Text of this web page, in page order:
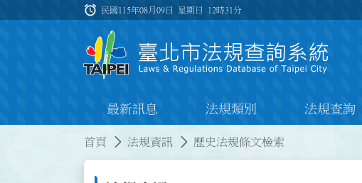
:::
alarm 民國115年08月09日 星期日 12時31分
最新訊息 法規類別 法規查詢
首頁 法規資訊 歷史法規條文檢索